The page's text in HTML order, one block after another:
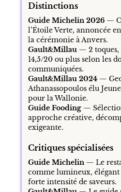
Distinctions
Guide Michelin 2026—
l’Étoile Verte, annoncée
la cérémonie à Anvers.
Gault&Millau— 2 toques,
14,5/20 ou plus selon les
communiquées.
Gault&Millau 2024—
Athanassopoulos élu
pour la Wallonie.
Guide Fooding—
approche créative,
exigeante.
Critiques spécialisées
Guide Michelin— Le
comme lumineux,
forte intensité de saveurs.